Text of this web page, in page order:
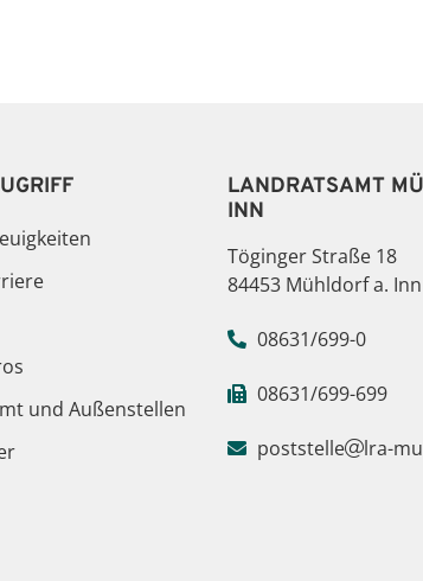
und Außenstellen
LANDRATSAMT
INN
Töginger Straße 18
84453 Mühldorf a. Inn
08631/699-0
08631/699-699
poststelle lra-